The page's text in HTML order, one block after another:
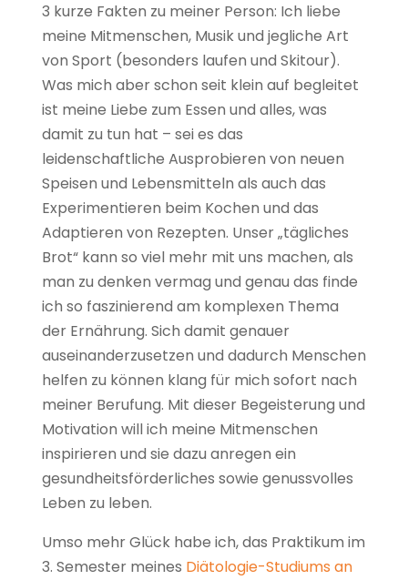
3 kurze Fakten zu meiner Person: Ich liebe
meine Mitmenschen, Musik und jegliche Art
von Sport (besonders laufen und Skitour).
Was mich aber schon seit klein auf begleitet
ist meine Liebe zum Essen und alles, was
damit zu tun hat – sei es das
leidenschaftliche Ausprobieren von neuen
Speisen und Lebensmitteln als auch das
Experimentieren beim Kochen und das
Adaptieren von Rezepten. Unser „tägliches
Brot“ kann so viel mehr mit uns machen, als
man zu denken vermag und genau das finde
ich so faszinierend am komplexen Thema
der Ernährung. Sich damit genauer
auseinanderzusetzen und dadurch Menschen
helfen zu können klang für mich sofort nach
meiner Berufung. Mit dieser Begeisterung und
Motivation will ich meine Mitmenschen
inspirieren und sie dazu anregen ein
gesundheitsförderliches sowie genussvolles
Leben zu leben.
Umso mehr Glück habe ich, das Praktikum im
3. Semester meines Diätologie-Studiums an